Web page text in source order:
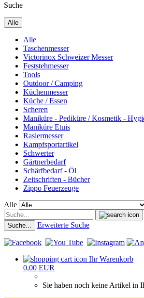
Suche
Alle
Alle
Taschenmesser
Victorinox Schweizer Messer
Feststehmesser
Tools
Outdoor / Camping
Küchenmesser
Küche / Essen
Scheren
Maniküre - Pediküre / Kosmetik -
Maniküre Etuis
Rasiermesser
Kampfsportartikel
Schwerter
Gärtnerbedarf
Schärfbedarf - Öl
Zeitschriften - Bücher
Zippo Feuerzeuge
Alle
Suche... Erweiterte Suche
Ihr Warenkorb
0,00 EUR
Sie haben noch keine Artikel in